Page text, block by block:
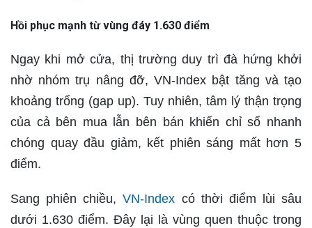
Hồi phục mạnh từ vùng đáy 1.630 điểm
Ngay khi mở cửa, thị trường duy trì đà hứng khởi
nhờ nhóm trụ nâng đỡ, VN-Index bật tăng và tạo
khoảng trống (gap up). Tuy nhiên, tâm lý thận trọng
của cả bên mua lẫn bên bán khiến chỉ số nhanh
chóng quay đầu giảm, kết phiên sáng mất hơn 5
điểm.
Sang phiên chiều, VN-Index có thời điểm lùi sâu
dưới 1.630 điểm. Đây lại là vùng quen thuộc trong